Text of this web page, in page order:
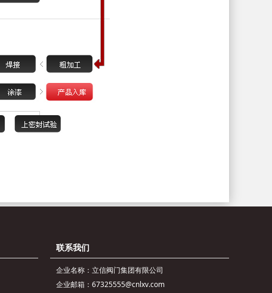
企业名称：立信阀门集团有限公司
企业邮箱：67325555@cnlxv.com
联系我们